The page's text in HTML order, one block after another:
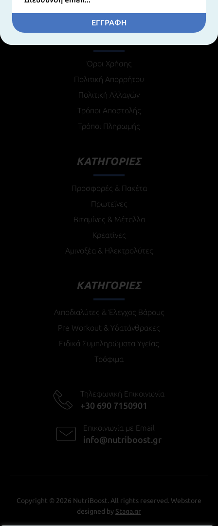
ΠΛΗΡΟΦΟΡΙΕΣ
Όροι Χρήσης
Πολιτική Απορρήτου
Πολιτική Αλλαγών
Τρόποι Αποστολής
Τρόποι Πληρωμής
ΚΑΤΗΓΟΡΙΕΣ
Προσφορές & Πακέτα
Πρωτεΐνες
Βιταμίνες & Μέταλλα
Κρεατίνες
Αμινοξέα & Ηλεκτρολύτες
ΚΑΤΗΓΟΡΙΕΣ
Λιποδιαλύτες & Έλεγχος Βάρους
Pre Workout & Υδατάνθρακες
Ειδικά Συμπληρώματα Υγείας
Τρόφιμα
Τηλεφωνική Επικοινωνία
+30 690 7150901
Επικοινωνία με Email
info@nutriboost.gr
Copyright © 2026 NutriBoost. All rights reserved. Webstore
designed by Staga.gr
ΕΓΓΡΑΦΗ